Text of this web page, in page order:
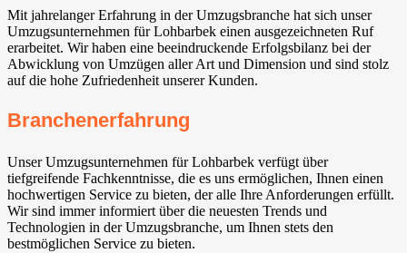
Mit jahrelanger Erfahrung in der Umzugsbranche hat sich unser
Umzugsunternehmen für Lohbarbek einen ausgezeichneten Ruf
erarbeitet. Wir haben eine beeindruckende Erfolgsbilanz bei der
Abwicklung von Umzügen aller Art und Dimension und sind stolz
auf die hohe Zufriedenheit unserer Kunden.
Branchenerfahrung
Unser Umzugsunternehmen für Lohbarbek verfügt über
tiefgreifende Fachkenntnisse, die es uns ermöglichen, Ihnen einen
hochwertigen Service zu bieten, der alle Ihre Anforderungen erfüllt.
Wir sind immer informiert über die neuesten Trends und
Technologien in der Umzugsbranche, um Ihnen stets den
bestmöglichen Service zu bieten.